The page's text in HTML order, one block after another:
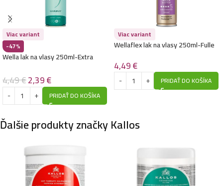
-47%
Viac variant
Wella lak na vlasy 250ml-Extra
4,49€2,39€
PRIDAŤ DO KOŠÍKA
Viac variant
Wellaflex lak na vlasy 250ml-Fulle
4,49€
PRIDAŤ DO KOŠÍKA
Ďalšie produkty značky Kallos